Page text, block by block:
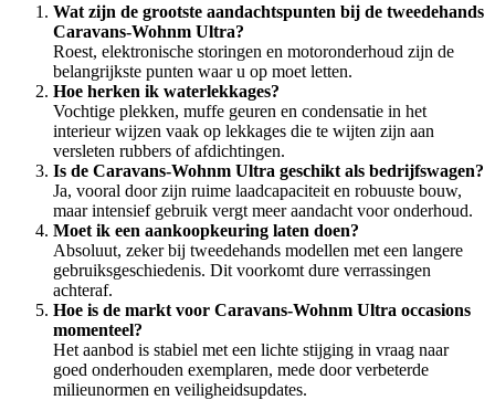
Wat zijn de grootste aandachtspunten bij de tweedehands
Caravans-Wohnm Ultra?
Roest, elektronische storingen en motoronderhoud zijn de
belangrijkste punten waar u op moet letten.
Hoe herken ik waterlekkages?
Vochtige plekken, muffe geuren en condensatie in het
interieur wijzen vaak op lekkages die te wijten zijn aan
versleten rubbers of afdichtingen.
Is de Caravans-Wohnm Ultra geschikt als bedrijfswagen?
Ja, vooral door zijn ruime laadcapaciteit en robuuste bouw,
maar intensief gebruik vergt meer aandacht voor onderhoud.
Moet ik een aankoopkeuring laten doen?
Absoluut, zeker bij tweedehands modellen met een langere
gebruiksgeschiedenis. Dit voorkomt dure verrassingen
achteraf.
Hoe is de markt voor Caravans-Wohnm Ultra occasions
momenteel?
Het aanbod is stabiel met een lichte stijging in vraag naar
goed onderhouden exemplaren, mede door verbeterde
milieunormen en veiligheidsupdates.